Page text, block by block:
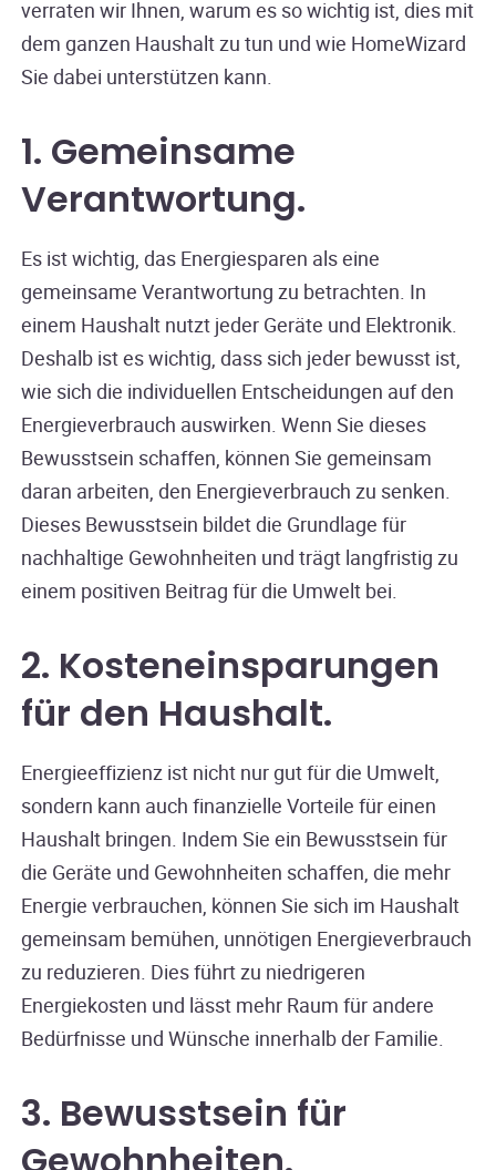
verraten wir Ihnen, warum es so wichtig ist, dies mit
dem ganzen Haushalt zu tun und wie HomeWizard
Sie dabei unterstützen kann.
1. Gemeinsame
Verantwortung.
Es ist wichtig, das Energiesparen als eine
gemeinsame Verantwortung zu betrachten. In
einem Haushalt nutzt jeder Geräte und Elektronik.
Deshalb ist es wichtig, dass sich jeder bewusst ist,
wie sich die individuellen Entscheidungen auf den
Energieverbrauch auswirken. Wenn Sie dieses
Bewusstsein schaffen, können Sie gemeinsam
daran arbeiten, den Energieverbrauch zu senken.
Dieses Bewusstsein bildet die Grundlage für
nachhaltige Gewohnheiten und trägt langfristig zu
einem positiven Beitrag für die Umwelt bei.
2. Kosteneinsparungen
für den Haushalt.
Energieeffizienz ist nicht nur gut für die Umwelt,
sondern kann auch finanzielle Vorteile für einen
Haushalt bringen. Indem Sie ein Bewusstsein für
die Geräte und Gewohnheiten schaffen, die mehr
Energie verbrauchen, können Sie sich im Haushalt
gemeinsam bemühen, unnötigen Energieverbrauch
zu reduzieren. Dies führt zu niedrigeren
Energiekosten und lässt mehr Raum für andere
Bedürfnisse und Wünsche innerhalb der Familie.
3. Bewusstsein für
Gewohnheiten.